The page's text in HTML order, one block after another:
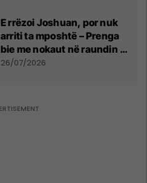
E rrëzoi Joshuan, por nuk
arriti ta mposhtë – Prenga
bie me nokaut në raundin e
dytë
26/07/2026